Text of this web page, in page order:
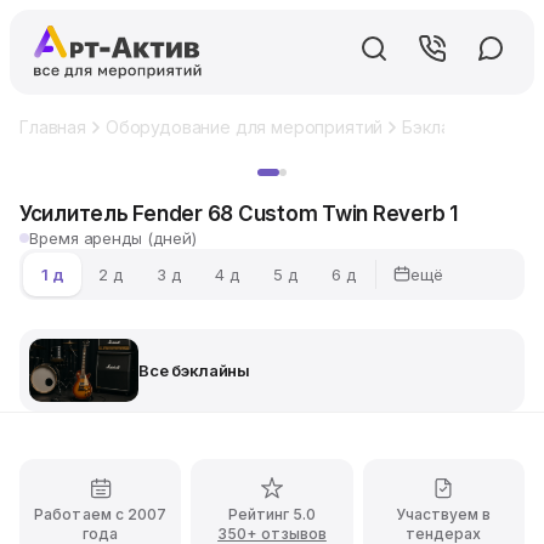
Главная Оборудование для мероприятий Бэклайны
Усилитель Fender 68 Custom Twin Reverb 1
Время аренды (дней)
1 д
2 д 3 д 4 д 5 д 6 д ещё
Все бэклайны
Работаем с 2007
года
Рейтинг 5.0
350+ отзывов
Участвуем в
тендерах